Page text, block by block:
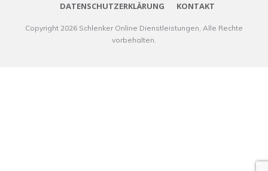
DATENSCHUTZERKLÄRUNG
KONTAKT
Copyright 2026 Schlenker Online Dienstleistungen, Alle Rechte
vorbehalten.